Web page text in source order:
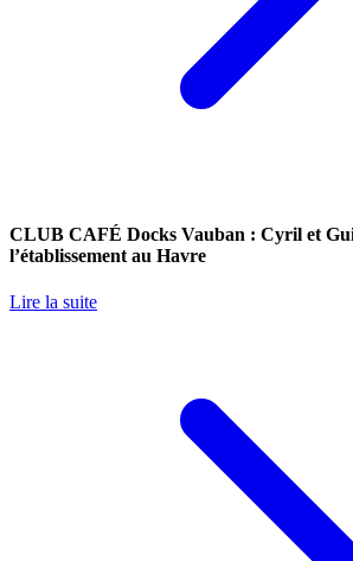
CLUB CAFÉ Docks Vauban : Cyril et
l’établissement au Havre
Lire la suite